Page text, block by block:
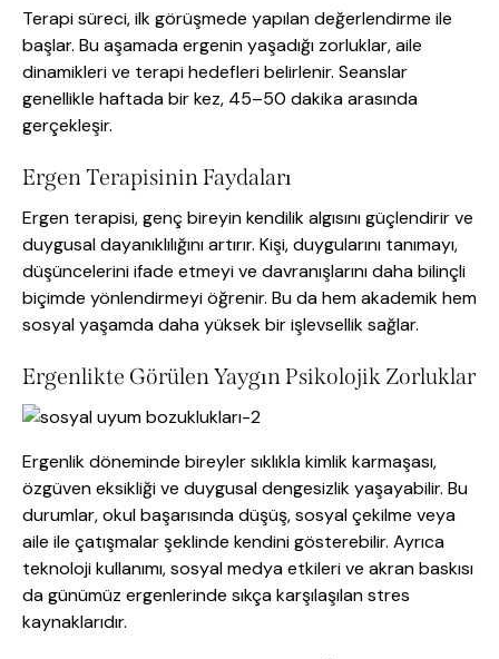
Terapi süreci, ilk görüşmede yapılan değerlendirme ile
başlar. Bu aşamada ergenin yaşadığı zorluklar, aile
dinamikleri ve terapi hedefleri belirlenir. Seanslar
genellikle haftada bir kez, 45–50 dakika arasında
gerçekleşir.
Ergen Terapisinin Faydaları
Ergen terapisi, genç bireyin kendilik algısını güçlendirir ve
duygusal dayanıklılığını artırır. Kişi, duygularını tanımayı,
düşüncelerini ifade etmeyi ve davranışlarını daha bilinçli
biçimde yönlendirmeyi öğrenir. Bu da hem akademik hem
sosyal yaşamda daha yüksek bir işlevsellik sağlar.
Ergenlikte Görülen Yaygın Psikolojik Zorluklar
Ergenlik döneminde bireyler sıklıkla kimlik karmaşası,
özgüven eksikliği ve duygusal dengesizlik yaşayabilir. Bu
durumlar, okul başarısında düşüş, sosyal çekilme veya
aile ile çatışmalar şeklinde kendini gösterebilir. Ayrıca
teknoloji kullanımı, sosyal medya etkileri ve akran baskısı
da günümüz ergenlerinde sıkça karşılaşılan stres
kaynaklarıdır.